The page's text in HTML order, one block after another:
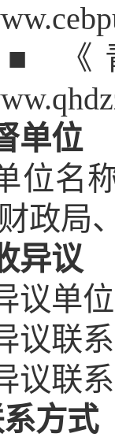
■ 《
单位
位名
政局
异议
议单
议联
议联
方式